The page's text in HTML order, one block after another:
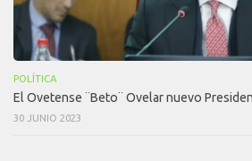
POLÍTICA
El Ovetense ¨Beto¨ Ovelar nuevo
30 JUNIO 2023